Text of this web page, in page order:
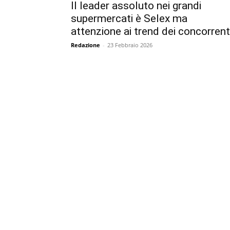
Il leader assoluto nei grandi
supermercati è Selex ma
attenzione ai trend dei
Redazione - 23 Febbraio 2026